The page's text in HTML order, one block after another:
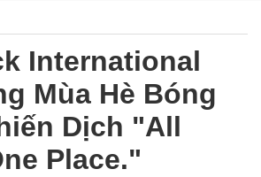
International
Mùa Hè Bóng
Dịch "All
Place."